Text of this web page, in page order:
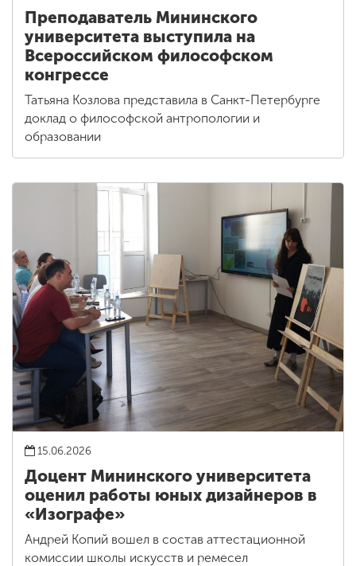
Преподаватель Мининского
университета выступила на
Всероссийском философском
конгрессе
Татьяна Козлова представила в Санкт-Петербурге
доклад о философской антропологии и
образовании
15.06.2026
Доцент Мининского университета
оценил работы юных дизайнеров в
«Изографе»
Андрей Копий вошел в состав аттестационной
комиссии школы искусств и ремесел